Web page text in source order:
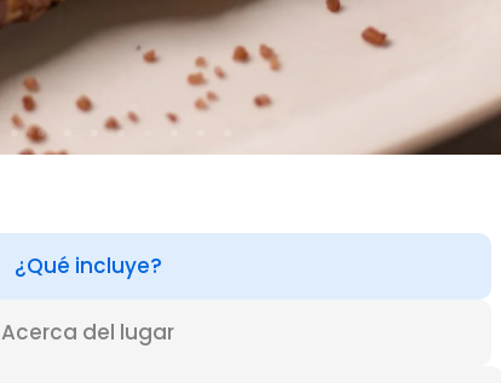
¿Qué incluye?
Acerca del lugar